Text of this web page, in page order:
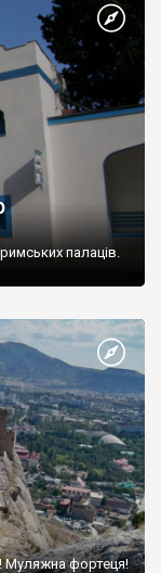
палаців.
Муляжна фортеця!